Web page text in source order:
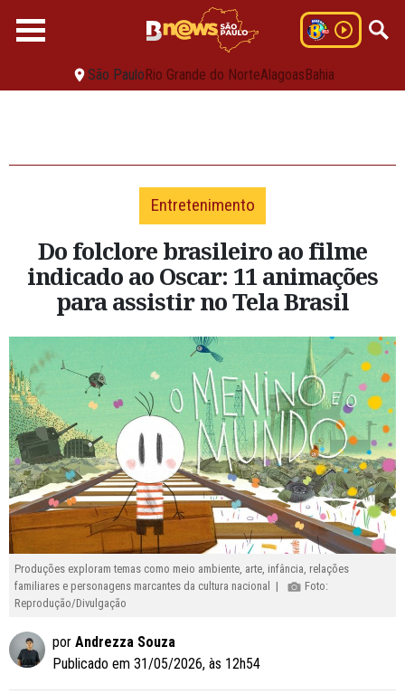
São PauloRio Grande do NorteAlagoasBahia
Entretenimento
Do folclore brasileiro ao filme
indicado ao Oscar: 11 animações
para assistir no Tela Brasil
Produções exploram temas como meio ambiente, arte, infância, relações
familiares e personagens marcantes da cultura nacional |
Foto:
Reprodução/Divulgação
por Andrezza Souza
Publicado em 31/05/2026, às 12h54